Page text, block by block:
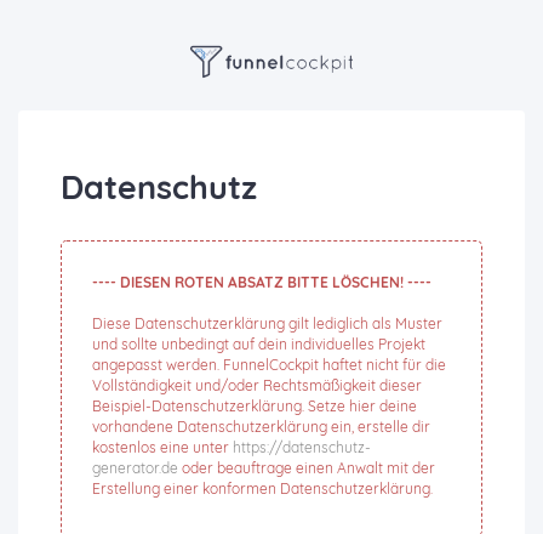
Datenschutz
---- DIESEN ROTEN ABSATZ BITTE LÖSCHEN! ----
Diese Datenschutzerklärung gilt lediglich als Muster
und sollte unbedingt auf dein individuelles Projekt
angepasst werden. FunnelCockpit haftet nicht für die
Vollständigkeit und/oder Rechtsmäßigkeit dieser
Beispiel-Datenschutzerklärung. Setze hier deine
vorhandene Datenschutzerklärung ein, erstelle dir
kostenlos eine unter https://datenschutz-
generator.de oder beauftrage einen Anwalt mit der
Erstellung einer konformen Datenschutzerklärung.